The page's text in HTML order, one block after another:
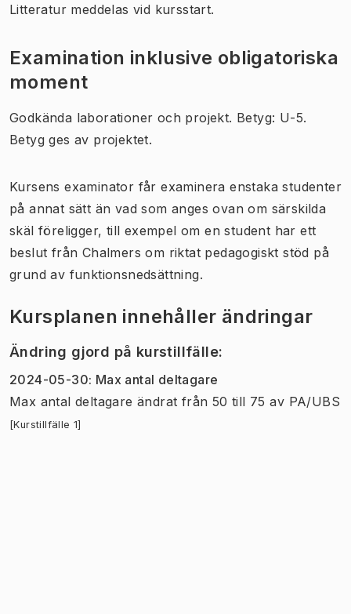
Litteratur meddelas vid kursstart.
Examination inklusive obligatoriska
moment
Godkända laborationer och projekt. Betyg: U-5.
Betyg ges av projektet.
Kursens examinator får examinera enstaka studenter
på annat sätt än vad som anges ovan om särskilda
skäl föreligger, till exempel om en student har ett
beslut från Chalmers om riktat pedagogiskt stöd på
grund av funktionsnedsättning.
Kursplanen innehåller ändringar
Ändring gjord på kurstillfälle:
2024-05-30: Max antal deltagare
Max antal deltagare ändrat från 50 till 75 av PA/UBS
[Kurstillfälle 1]